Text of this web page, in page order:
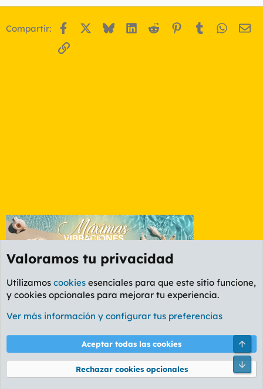
Compartir: Facebook BlueskyLinkedIn
Reddit Pinterest
Tumblr
Enlace
Foro General
Cookies
PL OLDSTYLE AMARILLO
Términos y reglas Política de privacidad Ayuda
Community platform by XenForo® © 2010-2026 XenForo Ltd.
Valoramos tu privacidad
Utilizamos cookies esenciales para que este sitio funcione,
y cookies opcionales para mejorar tu experiencia.
Ver más información y configurar tus preferencias
Aceptar todas las cookies
Rechazar cookies opcionales
Pie